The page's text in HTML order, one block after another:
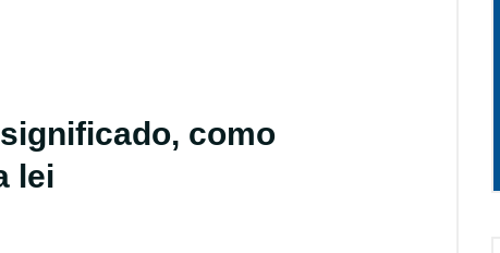
como
lei